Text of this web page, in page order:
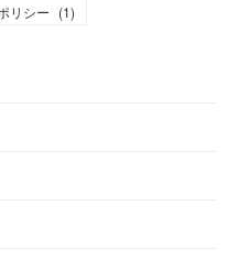
リシー (1)